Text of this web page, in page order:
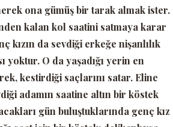
ona gümüş bir tarak almak ister.
kalan kol saatini satmaya karar
kızın da sevdiği erkeğe nişanlılık
yoktur. O da yaşadığı yerin en
kestirdiği saçlarını satar. Eline
adamın saatine altın bir köstek
gün buluştuklarında genç kız